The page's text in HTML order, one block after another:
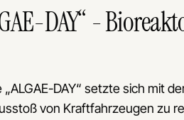
DAY“ -
DAY“ setzte sich mit
von Kraftfahrzeugen zu